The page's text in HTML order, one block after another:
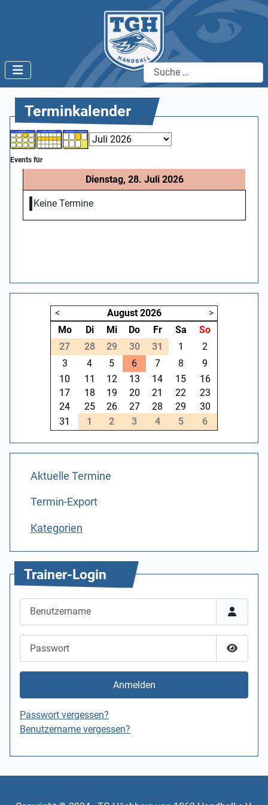
Suchen
Terminkalender
Events für
Dienstag, 28. Juli 2026
Keine Termine
< August 2026
>
Mo
Di Mi Do Fr Sa
So
27
28 29 30 31 1
2
3
4 5 6 7 8
9
10
11 12 13 14 15
16
17
18 19 20 21 22
23
24
25 26 27 28 29
30
31
1 2 3 4 5 6
Aktuelle Termine
Termin-Export
Kategorien
Trainer-Login
Anmelden
Passwort vergessen?
Benutzername vergessen?